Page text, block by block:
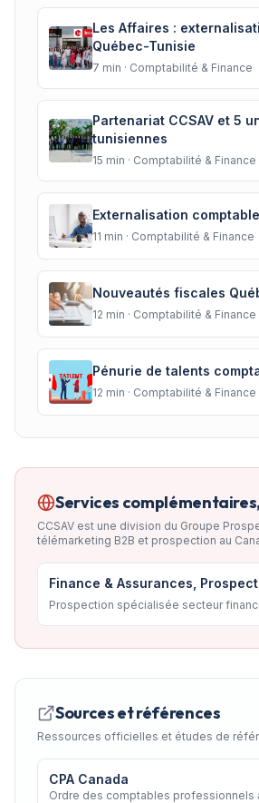
Les Affaires :
Québec-Tunisie
7 min · Comptabilité & Finance
Partenariat CCSAV et 5
tunisiennes
15 min · Comptabilité & Finance
Externalisation
11 min · Comptabilité & Finance
Nouveautés fiscales
12 min · Comptabilité & Finance
Pénurie de talents
12 min · Comptabilité & Finance
Services
CCSAV est une division du Groupe
télémarketing B2B et prospection au
Finance & Assurances,
Prospection spécialisée secteur
Sources et références
Ressources officielles et études de
CPA Canada
Ordre des comptables professionnels